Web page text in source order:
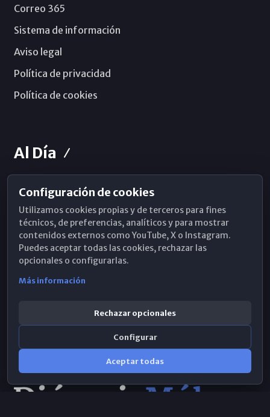
Correo 365
Sistema de información
Aviso legal
Política de privacidad
Política de cookies
Al Día
Horarios de Misa
Hemeroteca
WhatsApp
Configuración de cookies
Utilizamos cookies propias y de terceros para fines
técnicos, de preferencias, analíticos y para mostrar
contenidos externos como YouTube, X o Instagram.
Puedes aceptar todas las cookies, rechazar las
opcionales o configurarlas.
Más información
Rechazar opcionales
Configurar
Aceptar todas